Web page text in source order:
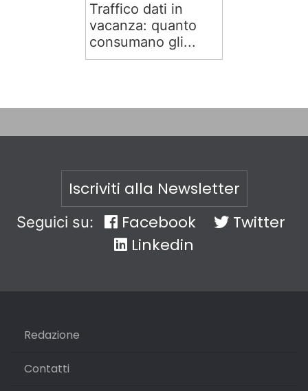
Traffico dati in
vacanza: quanto
consumano gli...
Iscriviti alla Newsletter
Seguici su: Facebook
Twitter
Linkedin
Redazione
Contatti